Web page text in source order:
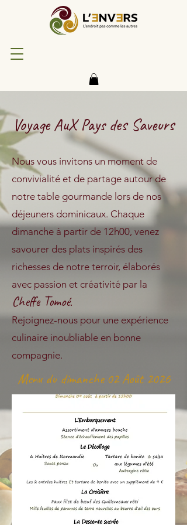
Voyage AuX Pays des Saveurs
Nous vous invitons un moment de
convivialité et de partage autour de
notre table gourmande lors de nos
déjeuners dominicaux. Chaque
dimanche à partir de 12h00, venez
savourer des plats inspirés des
richesses de notre terroir, élaborés
avec passion et créativité par la
Cheffe Tomoé.
Rejoignez-nous pour une expérience
culinaire inoubliable en bonne
compagnie.
Menu du dimanche 02 Août 2026